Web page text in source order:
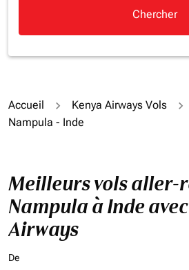
Chercher
Accueil Kenya Airways Vols
Nampula - Inde
Meilleurs vols aller-
Nampula à Inde
Airways
De